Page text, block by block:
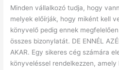
Minden vállalkozó tudja, hogy
melyek előírják, hogy miként kell
könyvelő pedig ennek
összes bizonylatát. DE ENNÉL
AKAR. Egy sikeres cég számára
könyveléssel rendelkezzen,